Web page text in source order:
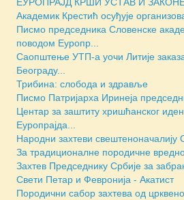
Академик Крестић осуђује
Писмо председника Словенске
поводом Еуропр...
Саопштење УТП-а уочи Литије
Београду...
Трибина: слобода и здравље
Писмо Патријарха Иринеја
Центар за заштиту хришћанског
Еуропрајда...
Народни захтеви свештеноначалију
За традиционалне породичне
Захтев Председнику Србије за
Свети Петар и Февронија - Акатист
Породични сабор захтева од